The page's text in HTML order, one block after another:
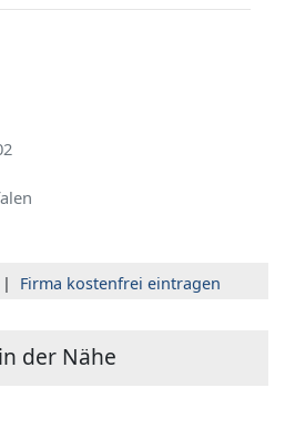
| Firma kostenfrei eintragen
der Nähe